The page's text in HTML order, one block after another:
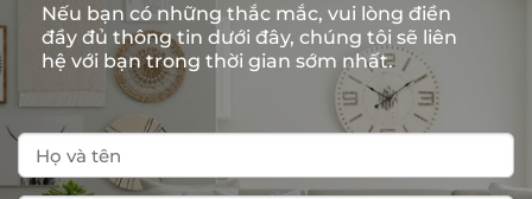
Nếu bạn có những thắc mắc, vui lòng điền
đầy đủ thông tin dưới đây, chúng tôi sẽ liên
hệ với bạn trong thời gian sớm nhất.